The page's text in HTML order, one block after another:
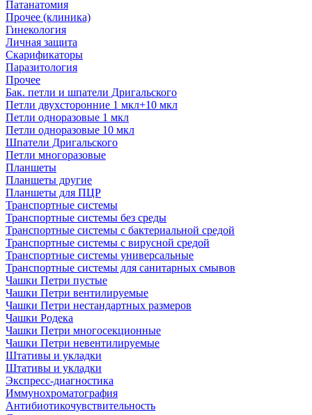
Патанатомия
Прочее (клиника)
Гинекология
Личная защита
Скарификаторы
Паразитология
Прочее
Бак. петли и шпатели Дригальского
Петли двухсторонние 1 мкл+10 мкл
Петли одноразовые 1 мкл
Петли одноразовые 10 мкл
Шпатели Дригальского
Петли многоразовые
Планшеты
Планшеты другие
Планшеты для ПЦР
Транспортные системы
Транспортные системы без среды
Транспортные системы с бактериальной средой
Транспортные системы с вирусной средой
Транспортные системы универсальные
Транспортные системы для санитарных смывов
Чашки Петри пустые
Чашки Петри вентилируемые
Чашки Петри нестандартных размеров
Чашки Родека
Чашки Петри многосекционные
Чашки Петри невентилируемые
Штативы и укладки
Штативы и укладки
Экспресс-диагностика
Иммунохроматография
Антибиотикочувствительность